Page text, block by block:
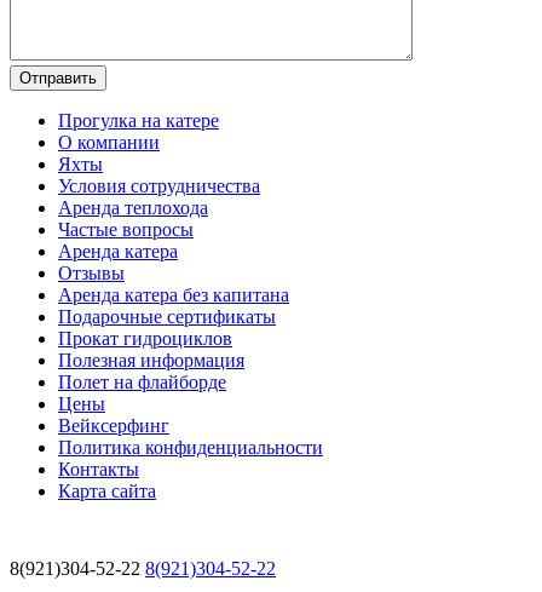
Прогулка на катере
О компании
Яхты
Условия сотрудничества
Аренда теплохода
Частые вопросы
Аренда катера
Отзывы
Аренда катера без капитана
Подарочные сертификаты
Прокат гидроциклов
Полезная информация
Полет на флайборде
Цены
Вейксерфинг
Политика конфиденциальности
Контакты
Карта сайта
8(921)304-52-22 8(921)304-52-22